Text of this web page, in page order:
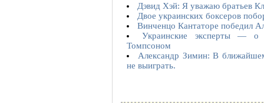
Дэвид Хэй: Я уважаю братьев
Двое украинских боксеров
Винченцо Кантаторе победил
Украинские эксперты —
Томпсоном
Александр Зимин: В
не выиграть.